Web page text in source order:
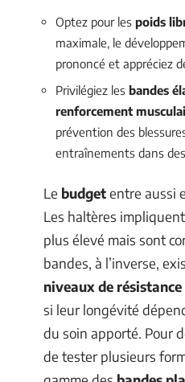
Optez pour les poids
maximale, le
prononcé et appréciez
Privilégiez les bandes
renforcement
prévention des
entraînements dans
Le budgetentre aussi
Les haltères
plus élevé mais sont
bandes, à l’inverse,
niveaux de résistance
si leur longévité
du soin apporté. Pour
de tester plusieurs